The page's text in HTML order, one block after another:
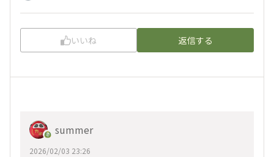
いいね 返信する
summer
2026/02/03 23:26